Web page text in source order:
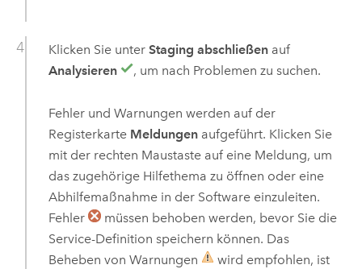
Klicken Sie unter Staging abschließenauf
Analysieren
, um nach Problemen zu suchen.
Fehler und Warnungen werden auf der
Registerkarte Meldungenaufgeführt. Klicken Sie
mit der rechten Maustaste auf eine Meldung, um
das zugehörige Hilfethema zu öffnen oder eine
Abhilfemaßnahme in der Software einzuleiten.
Fehler
müssen behoben werden, bevor Sie die
Service-Definition speichern können. Das
Beheben von Warnungen
wird empfohlen, ist